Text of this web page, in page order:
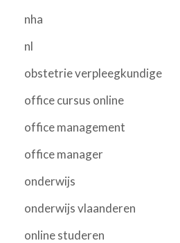
nha
nl
obstetrie verpleegkundige
office cursus online
office management
office manager
onderwijs
onderwijs vlaanderen
online studeren